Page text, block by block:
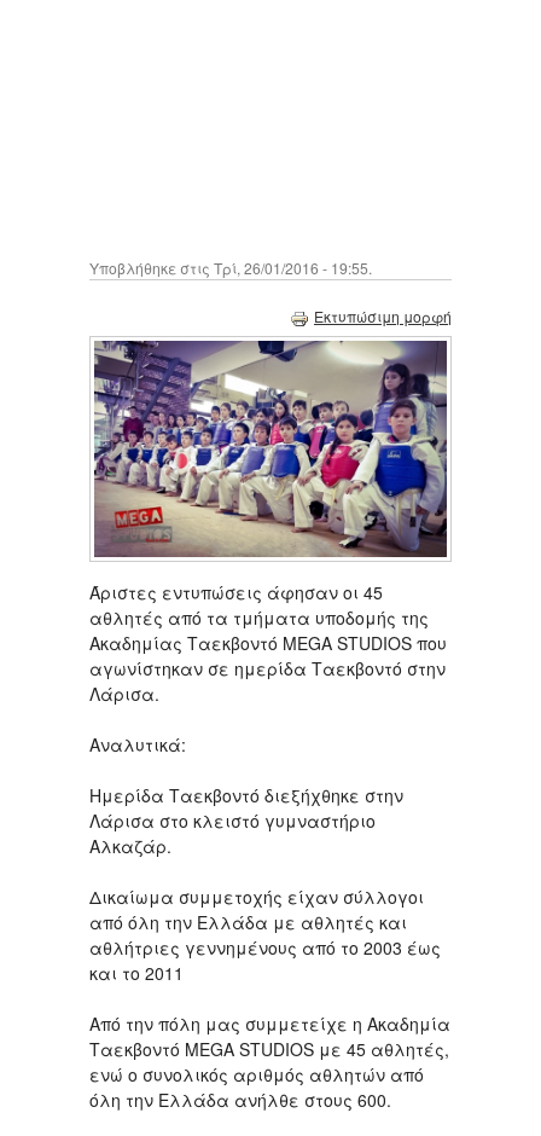
Υποβλήθηκε στις Τρί, 26/01/2016 - 19:55.
Εκτυπώσιμη μορφή
Άριστες εντυπώσεις άφησαν οι 45
αθλητές από τα τμήματα υποδομής της
Ακαδημίας Ταεκβοντό MEGA STUDIOS που
αγωνίστηκαν σε ημερίδα Ταεκβοντό στην
Λάρισα.
Αναλυτικά:
Ημερίδα Ταεκβοντό διεξήχθηκε στην
Λάρισα στο κλειστό γυμναστήριο
Αλκαζάρ.
Δικαίωμα συμμετοχής είχαν σύλλογοι
από όλη την Ελλάδα με αθλητές και
αθλήτριες γεννημένους από το 2003 έως
και το 2011
Από την πόλη μας συμμετείχε η Ακαδημία
Ταεκβοντό MEGA STUDIOS με 45 αθλητές,
ενώ ο συνολικός αριθμός αθλητών από
όλη την Ελλάδα ανήλθε στους 600.